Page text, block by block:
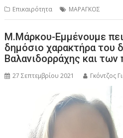
Επικαιρότητα ΜΑΡΑΓΚΟΣ
Μ.Μάρκου-Εμμένουμε
δημόσιο χαρακτήρα του
Βαλανιδορράχης και των
27 Σεπτεμβρίου 2021 Γκόντζος